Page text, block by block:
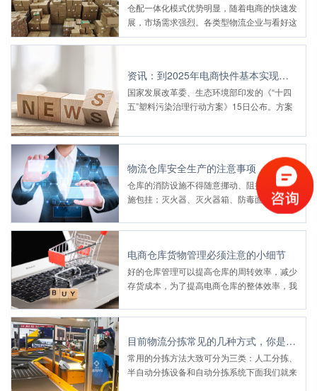
仓配一体化模式优势明显，随着电商的快速发
展，市场需求强烈。各类型物流企业与看好这
一市场的新进入者，逐渐形成了多方争霸、交
资讯：到2025年电商快件基本实现不再二次包装
国家发展改革委、生态环境部印发的《“十四
五”塑料污染治理行动方案》15日公布。方案
售、电子商务、外卖、快递、住宿等重点领域
不合理使用一次性塑料制品的现象大幅减少，
电商快件基本实现不再二次包装，可循环快递
包装应用规模达到1000万个。
物流仓库安全生产的注意事项
仓库的消防设施不得随意挪动、阻挡（消防设
施包挂；灭火器、灭火器箱、防毒面罩、消防
栓、安全出口、应急灯、安全疏散导向指示
灯、排风口）
电商仓库货物管理必须注意的小细节
好的仓库管理可以提高仓库的周转效率，减少
存货成本，为了提高电商仓库的整体效率，我
多细致的探讨规划
目前物流分拣常见的几种方式，你是哪种？
常用的分拣方法大致可分为三类：人工分拣、
半自动分拣设备和自动分拣系统下面我们就来